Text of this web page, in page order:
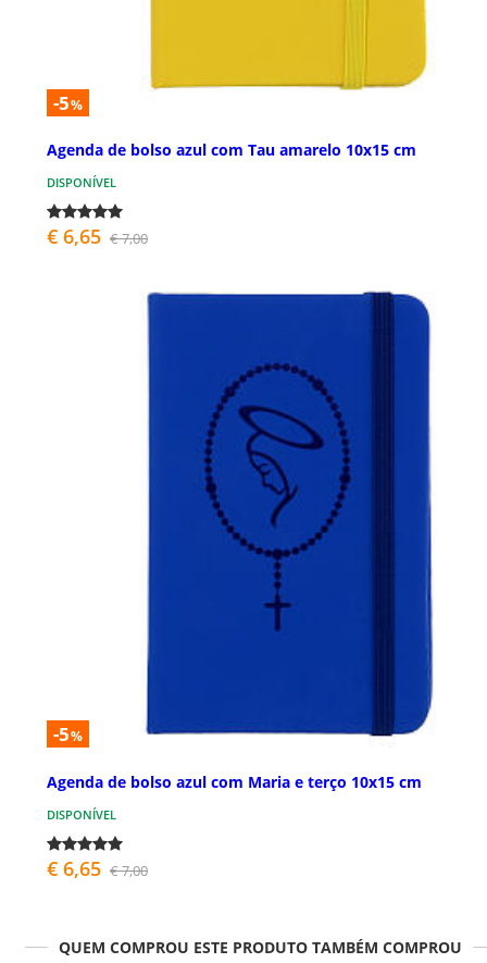
-5%
Agenda de bolso azul com Tau amarelo 10x15 cm
DISPONÍVEL
€ 6,65 € 7,00
-5%
Agenda de bolso azul com Maria e terço 10x15 cm
DISPONÍVEL
€ 6,65 € 7,00
QUEM COMPROU ESTE PRODUTO TAMBÉM COMPROU